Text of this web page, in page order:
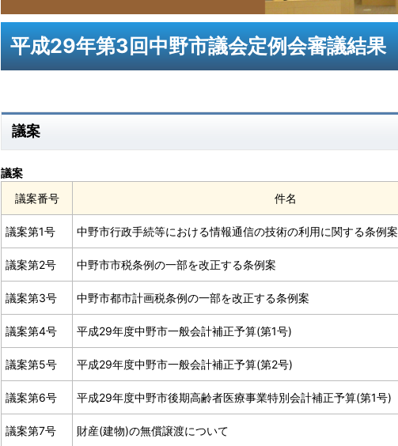
平成29年第3回中野市議会定例会審議結果
議案
議案番号 件名
議案
議案第1号 中野市行政手続等における情報通信の技術の利用に関する条例案
議案第2号 中野市市税条例の一部を改正する条例案
議案第3号 中野市都市計画税条例の一部を改正する条例案
議案第4号 平成29年度中野市一般会計補正予算(第1号)
議案第5号 平成29年度中野市一般会計補正予算(第2号)
議案第6号 平成29年度中野市後期高齢者医療事業特別会計補正予算(第1号)
議案第7号 財産(建物)の無償譲渡について